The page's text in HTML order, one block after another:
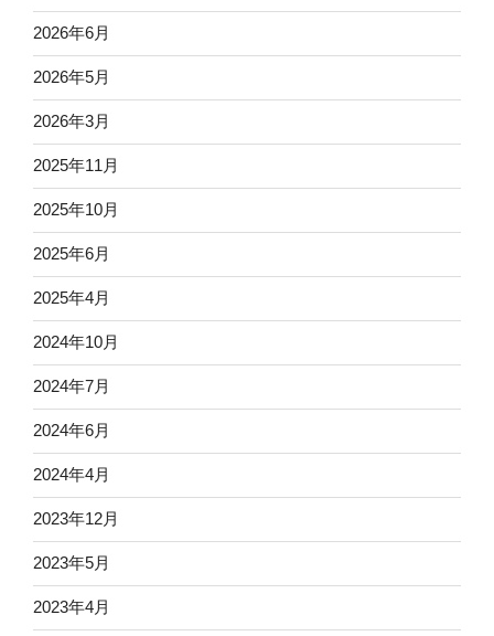
2026年6月
2026年5月
2026年3月
2025年11月
2025年10月
2025年6月
2025年4月
2024年10月
2024年7月
2024年6月
2024年4月
2023年12月
2023年5月
2023年4月